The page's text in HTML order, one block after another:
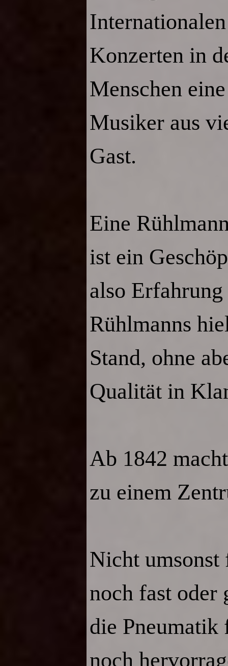
Konzerten in
Menschen
Musiker aus
Gast.
Eine
ist ein
also
Rühlmanns
Stand, ohne
Qualität in
Ab 1842
zu einem
Nicht umsonst
noch fast oder
die
noch